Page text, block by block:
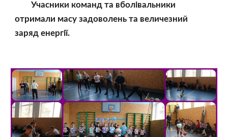
        Учасники команд та вболівальники
отримали масу задоволень та величезний
заряд енергії.